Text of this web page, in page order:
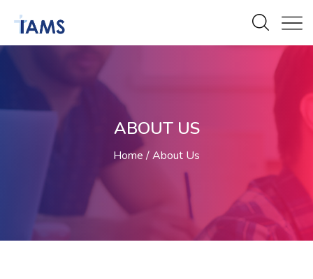
ABOUT US
Home About Us